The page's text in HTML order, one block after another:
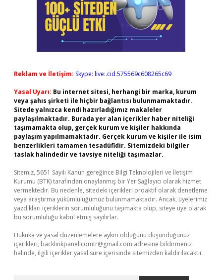
Reklam ve İletişim: Skype: live:.cid.575569c608265c69
Yasal Uyarı: Bu internet sitesi, herhangi bir marka, kurum
veya şahıs şirketi ile hiçbir bağlantısı bulunmamaktadır.
Sitede yalnızca kendi hazırladığımız makaleler
paylaşılmaktadır. Burada yer alan içerikler haber niteliği
taşımamakta olup, gerçek kurum ve kişiler hakkında
paylaşım yapılmamaktadır. Gerçek kurum ve kişiler ile isim
benzerlikleri tamamen tesadüfidir. Sitemizdeki bilgiler
taslak halindedir ve tavsiye niteliği taşımazlar.
Sitemiz, 5651 Sayılı Kanun gereğince Bilgi Teknolojileri ve İletişim
Kurumu (BTK) tarafından onaylanmış bir Yer Sağlayıcı olarak hizmet
vermektedir. Bu nedenle, sitedeki içerikleri proaktif olarak denetleme
veya araştırma yükümlülüğümüz bulunmamaktadır. Ancak, üyelerimiz
yazdıkları içeriklerin sorumluluğunu taşımakta olup, siteye üye olarak
bu sorumluluğu kabul etmiş sayılırlar.
Hukuka ve yasal düzenlemelere aykırı olduğunu düşündüğünüz
içerikleri, backlinkpanelicomtr@gmail.com adresine bildirmeniz
halinde, ilgili içerikler yasal süre içerisinde sitemizden kaldırılacaktır.